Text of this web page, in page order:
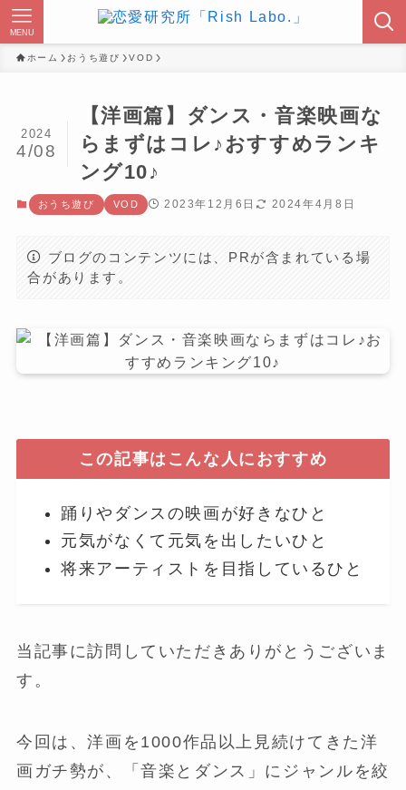
MENU
ホーム おうち遊び VOD
【洋画篇】ダンス・音楽映画な
らまずはコレ♪おすすめランキ
ング10♪
2024
4/08
おうち遊び VOD 2023年12月6日 2024年4月8日
ブログのコンテンツには、PRが含まれている場
合があります。
この記事はこんな人におすすめ
踊りやダンスの映画が好きなひと
元気がなくて元気を出したいひと
将来アーティストを目指しているひと
当記事に訪問していただきありがとうございま
す。
今回は、洋画を1000作品以上見続けてきた洋
画ガチ勢が、「音楽とダンス」にジャンルを絞